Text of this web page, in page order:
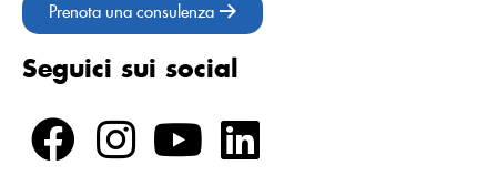
Prenota una consulenza
Seguici sui social